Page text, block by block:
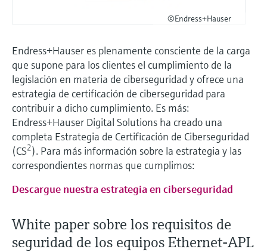
©Endress+Hauser
Endress+Hauser es plenamente consciente de la carga
que supone para los clientes el cumplimiento de la
legislación en materia de ciberseguridad y ofrece una
estrategia de certificación de ciberseguridad para
contribuir a dicho cumplimiento. Es más:
Endress+Hauser Digital Solutions ha creado una
completa Estrategia de Certificación de Ciberseguridad
(CS2). Para más información sobre la estrategia y las
correspondientes normas que cumplimos:
Descargue nuestra estrategia en ciberseguridad
White paper sobre los requisitos de
seguridad de los equipos Ethernet-APL